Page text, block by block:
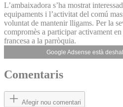
L’ambaixadora s’ha mostrat
equipaments i l’activitat del comú
voluntat de mantenir lligams. Per la
compromès a participar activament
francesa a la parròquia.
Google Adsense està
Comentaris
Afegir nou comentari